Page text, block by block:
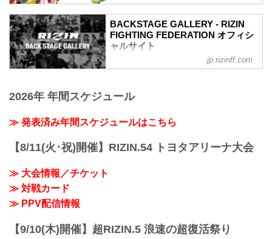
第8試合 ／渡慶次幸平 vs. 岸本篤史
岸本篤史3
渡慶次幸平3
第7試合 ／大雅 vs. 新田宗一朗
新田宗一朗3
藤田大和3
第5試合 ／村元友太郎 vs. BJ
村元友太郎3
第4試合 ／伊藤裕樹 vs. 宮城友一
RIZIN MMAルール：5分 3R（66.0kg）
（LOSE）鈴木博昭 vs. 平本蓮（WIN）
3R 判定 （1-2）
第12試合 ／山本美憂 vs. 大島沙緒里
（WIN）
≫ 試合結果詳細
RIZIN MMAルール：5分 3R（54.0kg）
BACKSTAGE GALLERY - RIZIN
FIGHTING FEDERATION オフィシ
ャルサイト
BACKSTAGE GALLERY の記事一覧 - 格
イジン ファイティング フェデレーショ
いきます。
jp.rizinff.com
2026年 年間スケジュール
≫ 発表済み年間スケジュールはこちら
【8/11(火･祝)開催】RIZIN.54 トヨタアリーナ大会
≫ 大会情報／チケット
≫ 対戦カード
≫ PPV配信情報
【9/10(木)開催】超RIZIN.5 浪速の超復活祭り